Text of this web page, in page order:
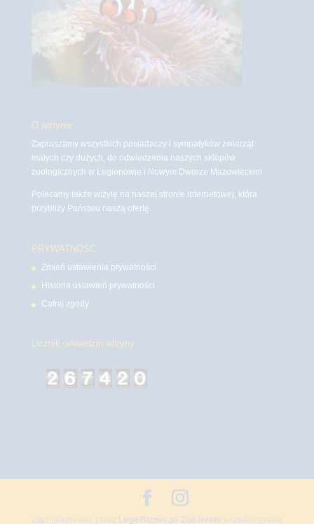
O witrynie
Zapraszamy wszystkich posiadaczy i sympatyków zwierząt
małych czy dużych, do odwiedzenia naszych sklepów
zoologicznych w Legionowie i Nowym Dworze Mazowieckim
Polecamy także wizytę na naszej stronie internetowej, która
przybliży Państwu naszą ofertę.
PRYWATNOŚĆ
Zmień ustawienia prywatności
Historia ustawień prywatności
Cofnij zgody
Licznik odwiedzin witryny
Zaprojektowane przez LegioBiznes.pl / Zoo Nemowszelkie prawa